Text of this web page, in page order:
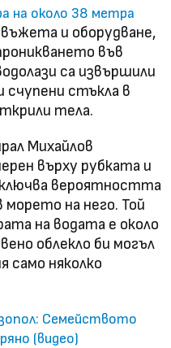
на около 38 метра
и оборудване,
във
са извършили
счупени стъкла в
тела.
Михайлов
върху рубката и
вероятността
на него. Той
на водата е около
облекло би могъл
само няколко
Семейството
(видео)